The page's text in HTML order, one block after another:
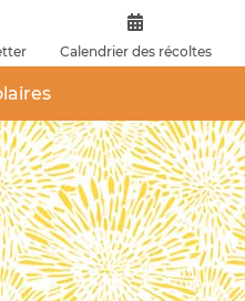
Calendrier des récoltes